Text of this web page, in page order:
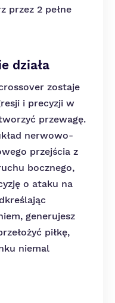
przez 2 pełne
działa
zostaje
i precyzji w
przewagę.
nerwowo-
przejścia z
bocznego,
o ataku na
generujesz
piłkę,
niemal